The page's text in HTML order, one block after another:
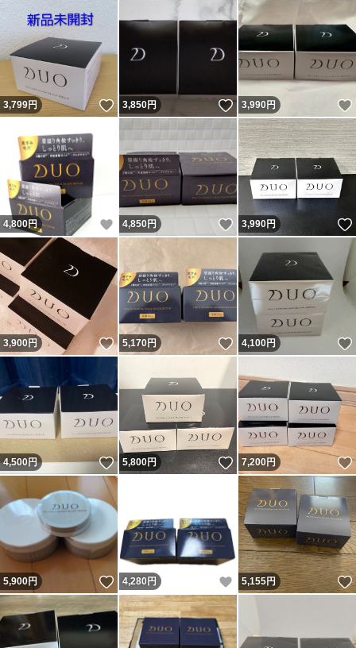
3,799円 いいね！
3,850円 いいね！
3,990円
4,800円 いいね！
4,850円 いいね！
3,990円
3,900円 いいね！
5,170円 いいね！
4,100円
4,500円 いいね！
5,800円 いいね！
7,200円
5,900円 いいね！
4,280 円 いいね！
5,155円